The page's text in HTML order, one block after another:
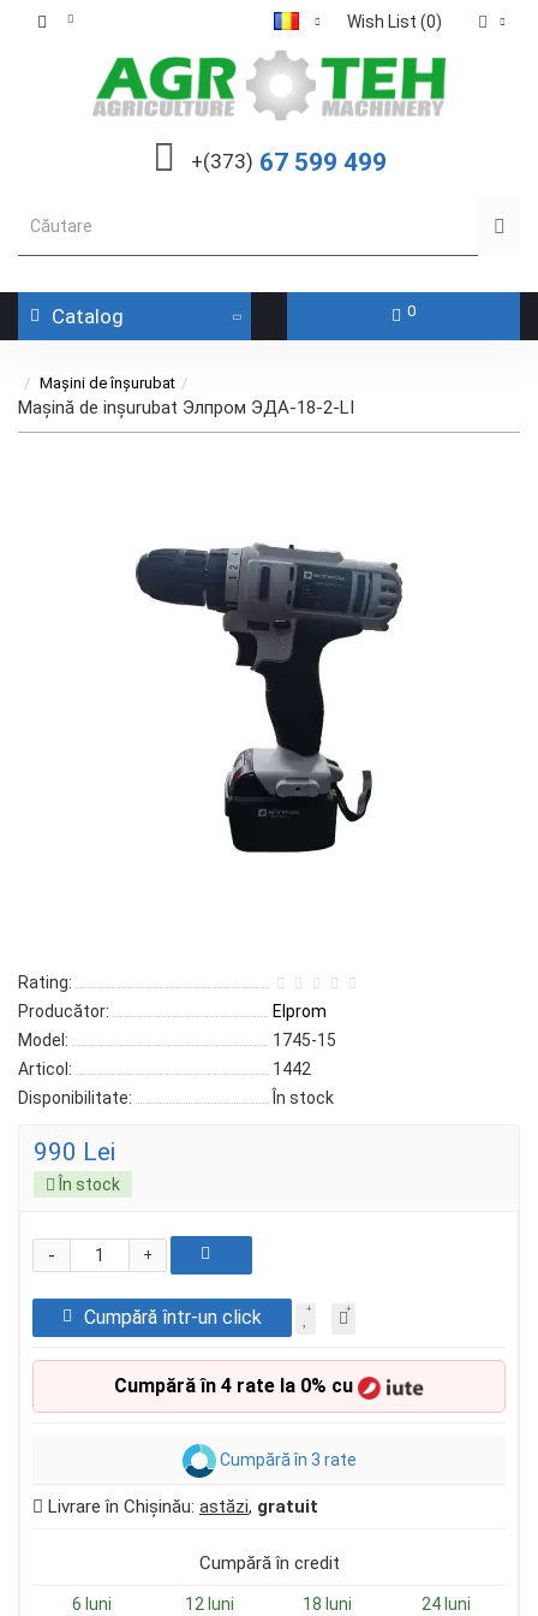
Wish List (0)
+(373) 67 599 499
Catalog 0
Mașini de înșurubat
Mașină de inșurubat Элпром ЭДА-18-2-LI
Rating:
Producător:
Elprom
Model:
1745-15
Articol:
1442
Disponibilitate:
În stock
990 Lei
În stock
+
-
Cumpără într-un click
Cumpără în 4 rate la 0% cu
Cumpără în 3 rate
Livrare în Chișinău: astăzi, gratuit
Cumpără în credit
6 luni 12 luni 18 luni 24 luni